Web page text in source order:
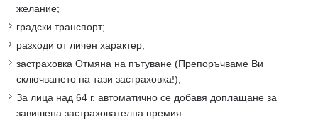
желание;
градски транспорт;
разходи от личен характер;
застраховка Отмяна на пътуване (Препоръчваме Ви
сключването на тази застраховка!);
За лица над 64 г. автоматично се добавя доплащане за
завишена застрахователна премия.